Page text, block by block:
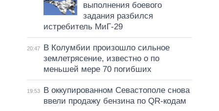
выполнения боевого
задания разбился
истребитель МиГ-29
20:47
В Колумбии произошло сильное
землетрясение, известно о по
меньшей мере 70 погибших
19:53
В оккупированном Севастополе снова
ввели продажу бензина по QR-кодам